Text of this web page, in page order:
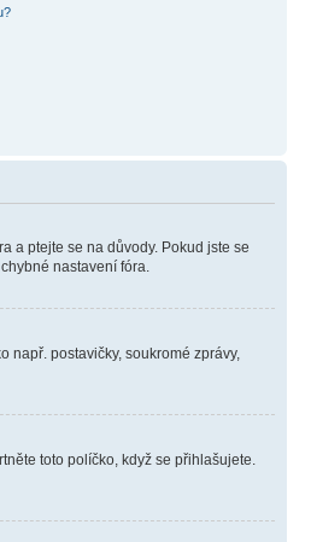
a ptejte se na důvody. Pokud jste se
nastavení fóra.
např. postavičky, soukromé zprávy,
toto políčko, když se přihlašujete.